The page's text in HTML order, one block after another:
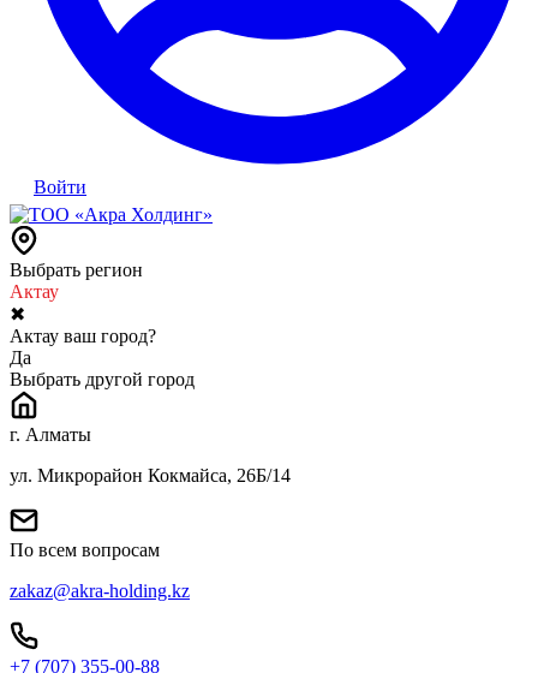
Войти
Выбрать регион
Актау
✖
Актау ваш город?
Да
Выбрать другой город
г. Алматы
ул. Микрорайон Кокмайса, 26Б/14
По всем вопросам
zakaz@akra-holding.kz
+7 (707) 355-00-88